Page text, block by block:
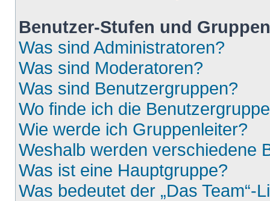
Benutzer-Stufen und Gruppen
Was sind Administratoren?
Was sind Moderatoren?
Was sind Benutzergruppen?
Wo finde ich die
Wie werde ich Gruppenleiter?
Weshalb werden verschiedene
Was ist eine Hauptgruppe?
Was bedeutet der „Das Team“-